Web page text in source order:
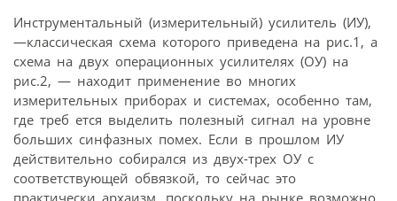
Инструментальный (измерительный) усилитель (ИУ),
—классическая схема которого приведена на рис.1, а
схема на двух операционных усилителях (ОУ) на
рис.2, — находит применение во многих
измерительных приборах и системах, особенно там,
где треб ется выделить полезный сигнал на уровне
больших синфазных помех. Если в прошлом ИУ
действительно собирался из двух-трех ОУ с
соответствующей обвязкой, то сейчас это